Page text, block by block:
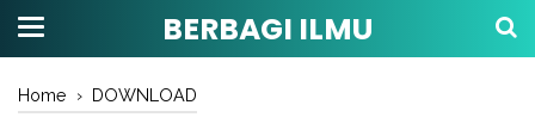
BERBAGI ILMU
Home › DOWNLOAD